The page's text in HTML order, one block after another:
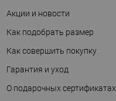
Акции и новости
Как подобрать размер
Как совершить покупку
Гарантия и уход
О подарочных сертификатах